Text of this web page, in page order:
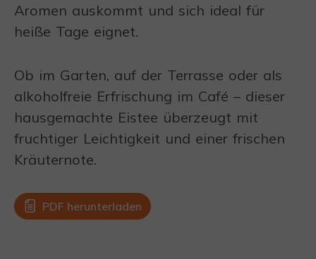
Aromen auskommt und sich ideal für
heiße Tage eignet.
Ob im Garten, auf der Terrasse oder als
alkoholfreie Erfrischung im Café – dieser
hausgemachte Eistee überzeugt mit
fruchtiger Leichtigkeit und einer frischen
Kräuternote.
PDF herunterladen